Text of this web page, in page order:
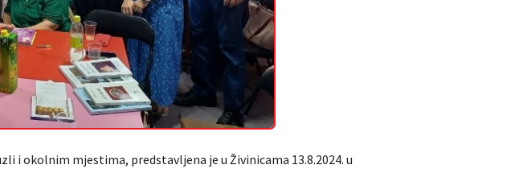
i okolnim mjestima, predstavljena je u Živinicama 13.8.2024. u